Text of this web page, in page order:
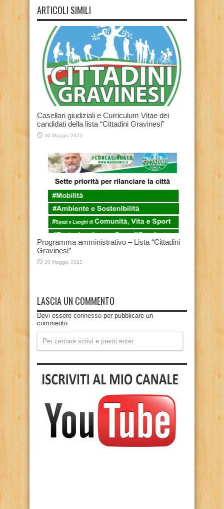
ARTICOLI SIMILI
Casellari giudiziali e Curriculum Vitae dei
candidati della lista “Cittadini Gravinesi”
30 Maggio 2022
Programma amministrativo – Lista “Cittadini
Gravinesi”
30 Maggio 2022
LASCIA UN COMMENTO
Devi essere connesso per pubblicare un
commento.